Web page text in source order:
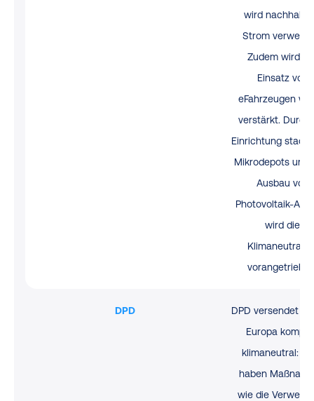
wird
Strom
Zudem wird
Einsatz von
eFahrzeugen
verstärkt. Durch
Einrichtung
Mikrodepots und
Ausbau von
Photovoltaik-
wird die
DPD
DPD versendet in
Europa
klimaneutral:
haben
wie die